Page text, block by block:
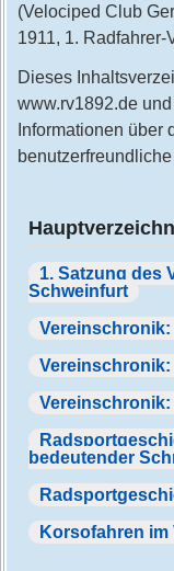
(Velociped Club
1911, 1.
Dieses
www.rv1892.de
Informationen über
benutzerfreundliche
1. Satzung des
Schweinfurt
Vereinschronik:
Vereinschronik:
Vereinschronik:
bedeutender
Korsofahren im